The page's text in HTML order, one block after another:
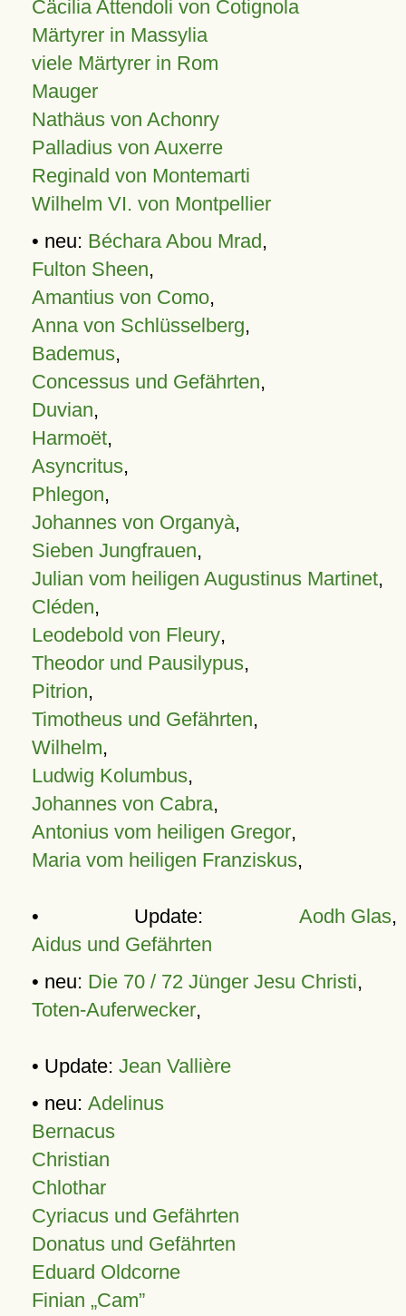
Cäcilia Attendoli von Cotignola
Märtyrer in Massylia
viele Märtyrer in Rom
Mauger
Nathäus von Achonry
Palladius von Auxerre
Reginald von Montemarti
Wilhelm VI. von Montpellier
• neu: Béchara Abou Mrad,
Fulton Sheen,
Amantius von Como,
Anna von Schlüsselberg,
Bademus,
Concessus und Gefährten,
Duvian,
Harmoët,
Asyncritus,
Phlegon,
Johannes von Organyà,
Sieben Jungfrauen,
Julian vom heiligen Augustinus Martinet,
Cléden,
Leodebold von Fleury,
Theodor und Pausilypus,
Pitrion,
Timotheus und Gefährten,
Wilhelm,
Ludwig Kolumbus,
Johannes von Cabra,
Antonius vom heiligen Gregor,
Maria vom heiligen Franziskus,
• Update: Aodh Glas,
Aidus und Gefährten
• neu: Die 70 / 72 Jünger Jesu Christi,
Toten-Auferwecker,
• Update: Jean Vallière
• neu: Adelinus
Bernacus
Christian
Chlothar
Cyriacus und Gefährten
Donatus und Gefährten
Eduard Oldcorne
Finian Cam